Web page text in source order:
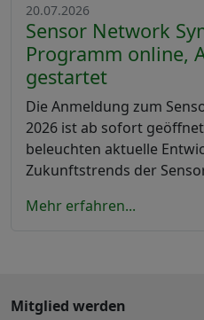
20.07.2026
Sensor Network
Programm online,
gestartet
Die Anmeldung zum
2026 ist ab sofort
beleuchten aktuelle
Zukunftstrends der
Mehr erfahren...
Mitglied werden